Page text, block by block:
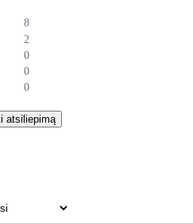
8
2
0
0
0
atsiliepimą